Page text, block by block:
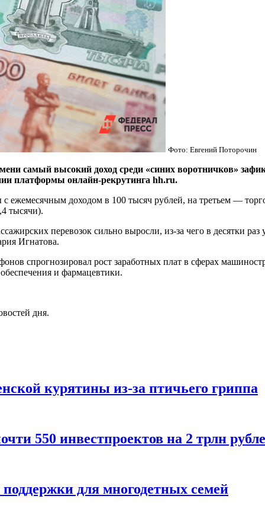
Фото: Евгений Поторочин
высокий доход среди «синих воротничков»
платформы онлайн-рекрутинга hh.ru.
ежемесячным доходом в 100 тысяч рублей, на третьем —
тысячи).
перевозок сильно выросли, из-за чего в десятки
Игнатова.
спрогнозировал рост заработных плат в сферах
и фармацевтики.
дня.
курятины из-за птичьего гриппа
550 инвестпроектов на 2 трлн
для многодетных семей